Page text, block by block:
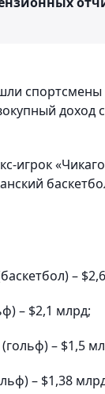
спортсмены
доход
игрок
–
– $2,1 млрд;
– $1,5
– $1,38